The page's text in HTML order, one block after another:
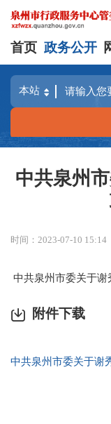
首页 政务公开
中共泉州
时间：2023-07-10 15:14
中共泉州市委关于
附件下载
中共泉州市委关于谢